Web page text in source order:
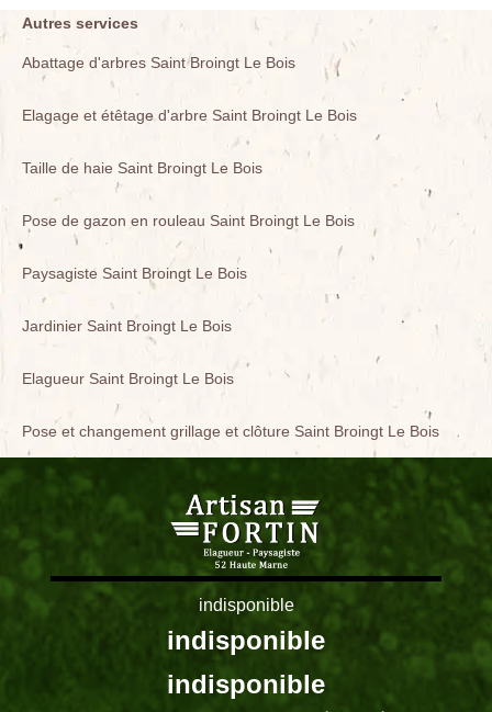
Autres services
Abattage d'arbres Saint Broingt Le Bois
Elagage et étêtage d'arbre Saint Broingt Le Bois
Taille de haie Saint Broingt Le Bois
Pose de gazon en rouleau Saint Broingt Le Bois
Paysagiste Saint Broingt Le Bois
Jardinier Saint Broingt Le Bois
Elagueur Saint Broingt Le Bois
Pose et changement grillage et clôture Saint Broingt Le Bois
indisponible
indisponible
indisponible